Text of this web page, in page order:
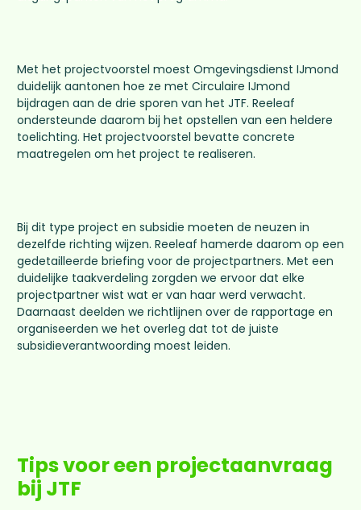
Met het projectvoorstel moest Omgevingsdienst IJmond
duidelijk aantonen hoe ze met Circulaire IJmond
bijdragen aan de drie sporen van het JTF. Reeleaf
ondersteunde daarom bij het opstellen van een heldere
toelichting. Het projectvoorstel bevatte concrete
maatregelen om het project te realiseren.
Bij dit type project en subsidie moeten de neuzen in
dezelfde richting wijzen. Reeleaf hamerde daarom op een
gedetailleerde briefing voor de projectpartners. Met een
duidelijke taakverdeling zorgden we ervoor dat elke
projectpartner wist wat er van haar werd verwacht.
Daarnaast deelden we richtlijnen over de rapportage en
organiseerden we het overleg dat tot de juiste
subsidieverantwoording moest leiden.
Tips voor een projectaanvraag
bij JTF